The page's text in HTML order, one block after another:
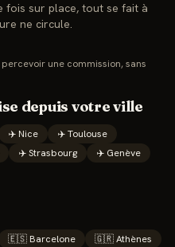
fois sur place, tout se fait à
ne circule.
une commission, sans
depuis votre ville
✈️ Nice ✈️Toulouse
✈️Strasbourg ✈️ Genève
🇪🇸 Barcelone 🇬🇷Athènes